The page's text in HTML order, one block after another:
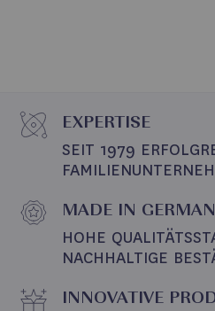
EXPERTISE
SEIT 1979
MADE IN
HOHE
NACHHALTIGE
INNOVATIVE